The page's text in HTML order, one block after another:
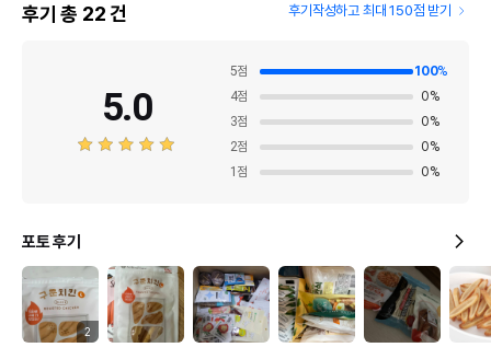
후기 총 22건 후기작성하고 최대 150점 받기
5.0
5점 100%
4점 0%
3점 0%
2점 0%
1 점 0%
포토 후기
2